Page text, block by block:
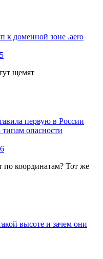
к доменной зоне .aero
щемят
первую в России
опасности
по координатам? Тот же
высоте и зачем они